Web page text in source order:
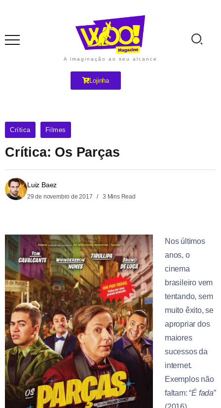
A imaginação ao seu alcance
Lojinha
Crítica Filmes
Crítica: Os Parças
Luiz Baez
29 de novembro de 2017 3 Mins Read
Nos últimos
anos, o
cinema
brasileiro vem
tentando, sem
muito êxito, se
apropriar dos
maiores
sucessos da
internet.
Exemplos não
faltam: “É fada”